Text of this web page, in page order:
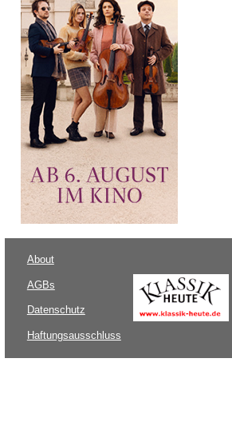
About
AGBs
Datenschutz
Haftungsausschluss